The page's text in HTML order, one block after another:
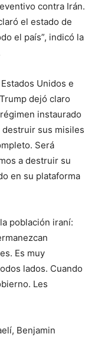
contra Irán.
el estado de
el país”, indicó la
Unidos e
dejó claro
instaurado
destruir sus misiles
Será
a destruir su
en su plataforma
población iraní:
Es muy
lados. Cuando
Les
Benjamin